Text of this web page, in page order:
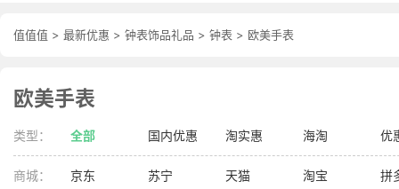
值值值 > 最新优惠 > 钟表饰品礼品 > 钟表 > 欧美手表
欧美手表
类型： 全部 国内优惠 淘实惠 海淘 优
商城： 京东 苏宁 天猫 淘宝 拼